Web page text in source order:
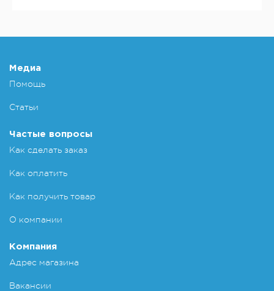
Медиа
Помощь
Статьи
Частые вопросы
Как сделать заказ
Как оплатить
Как получить товар
О компании
Компания
Адрес магазина
Вакансии